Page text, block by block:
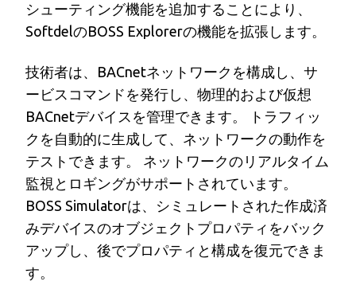
シューティング機能を追加することにより、
SoftdelのBOSS Explorerの機能を拡張します。
技術者は、BACnetネットワークを構成し、サ
ービスコマンドを発行し、物理的および仮想
BACnetデバイスを管理できます。 トラフィッ
クを自動的に生成して、ネットワークの動作を
テストできます。 ネットワークのリアルタイム
監視とロギングがサポートされています。
BOSS Simulatorは、シミュレートされた作成済
みデバイスのオブジェクトプロパティをバック
アップし、後でプロパティと構成を復元できま
す。